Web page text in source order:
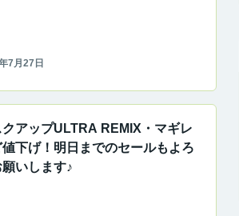
7月27日
クアップULTRA REMIX・マギレ
値下げ！明日までのセールもよろ
願いします♪